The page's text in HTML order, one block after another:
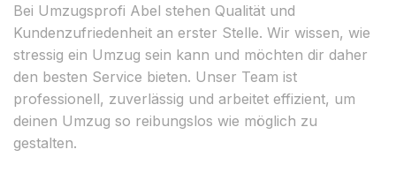
Bei Umzugsprofi Abel stehen Qualität und
Kundenzufriedenheit an erster Stelle. Wir wissen, wie
stressig ein Umzug sein kann und möchten dir daher
den besten Service bieten. Unser Team ist
professionell, zuverlässig und arbeitet effizient, um
deinen Umzug so reibungslos wie möglich zu
gestalten.